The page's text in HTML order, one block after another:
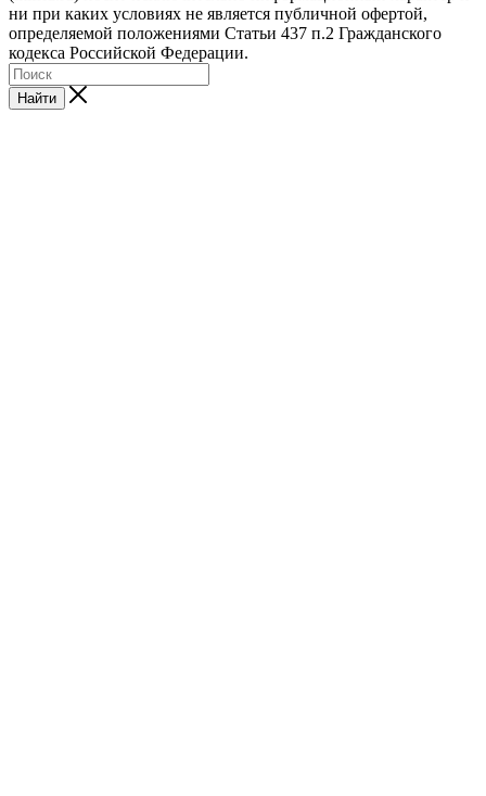
ни при каких условиях не является публичной офертой,
определяемой положениями Статьи 437 п.2 Гражданского
кодекса Российской Федерации.
Найти